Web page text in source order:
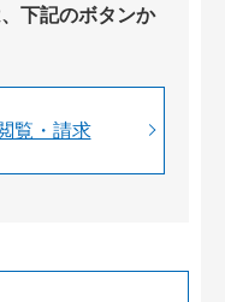
下記のボタンか
覧・請求